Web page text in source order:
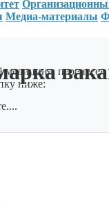
Медиа-материалы
медицины
ниже: